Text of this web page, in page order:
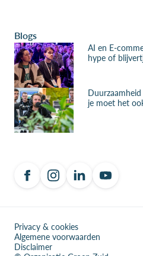
Blogs
AI en E-
hype of
je moet het
Privacy & cookies
Algemene voorwaarden
Disclaimer